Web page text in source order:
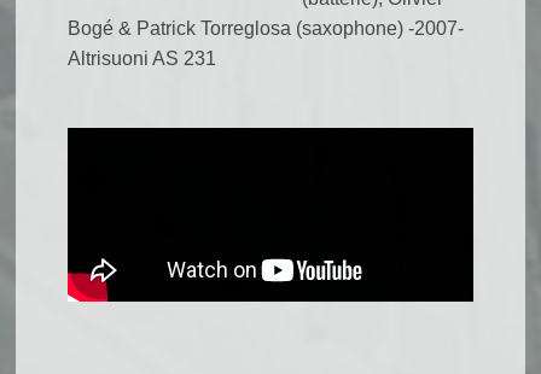
Bogé & Patrick Torreglosa (saxophone) -2007-
Altrisuoni AS 231